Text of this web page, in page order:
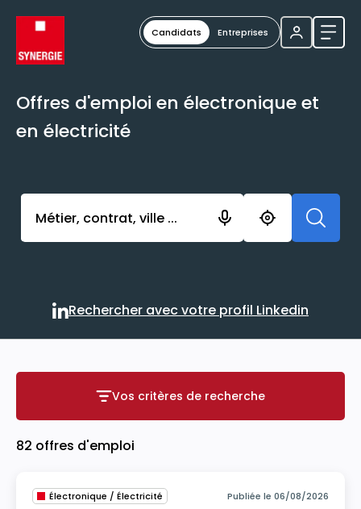
Candidats Entreprises
Offres d'emploi en électronique et
en électricité
Activer l’élément pour lancer l’enregistrement.
Rechercher avec votre
Rechercher avec votre profil Linkedin
Vos critères de recherche
Vos critères de recherche
82 offres d'emploi
Électronique / Électricité Publiée le 06/08/2026